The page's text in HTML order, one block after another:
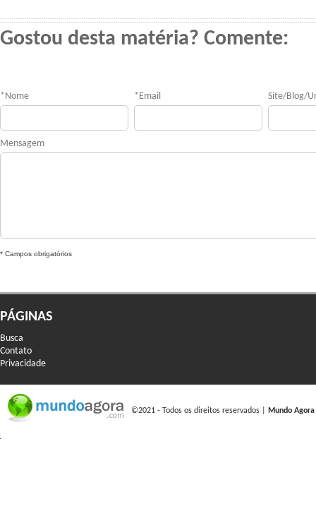
Gostou desta matéria? Comente:
* Nome * Email Site/Blog/
Mensagem
* Campos obrigatórios
PÁGINAS
Busca
Contato
Privacidade
©2021 - Todos os direitos reservados | Mundo Agora